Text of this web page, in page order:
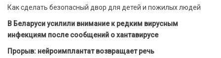
Как сделать безопасный двор для детей и пожилых людей
В Беларуси усилили внимание к редким вирусным
инфекциям после сообщений о хантавирусе
Прорыв: нейроимплантат возвращает речь